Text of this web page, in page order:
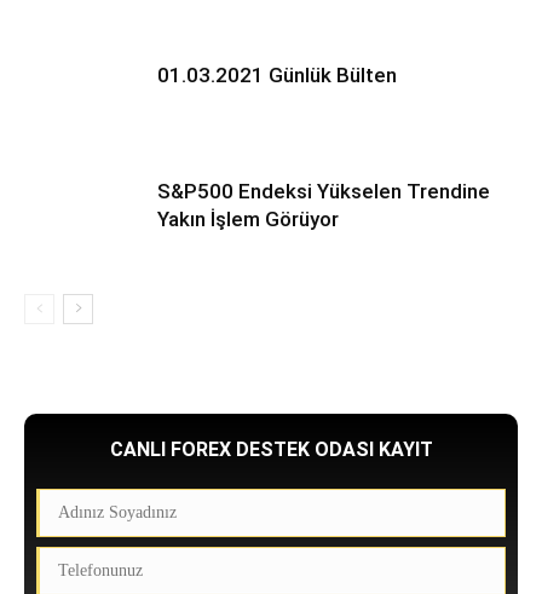
01.03.2021 Günlük Bülten
S&P500 Endeksi Yükselen Trendine
Yakın İşlem Görüyor
CANLI FOREX DESTEK ODASI KAYIT